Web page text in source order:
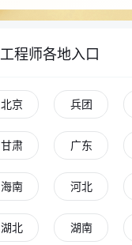
程师各地入口
北京 兵团
甘肃 广东
海南 河北
湖北 湖南